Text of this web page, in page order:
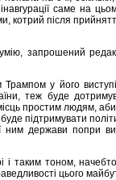
саме на
котрий після
запрошений
у його
теж буде
простим людям,
підтримувати
держави попри
і таким тоном,
цього